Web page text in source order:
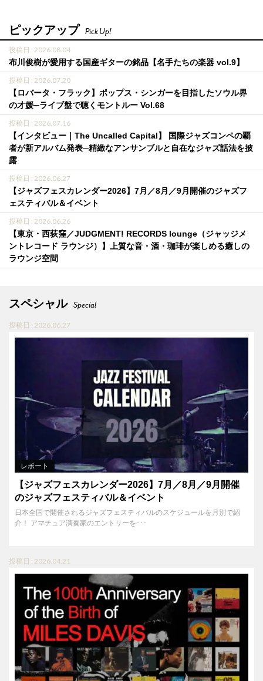
ピックアップ Pick Up!
投稿日 : 2026.08.04
布川俊樹が愛用する国産ギターの銘品【名手たちの楽器 vol.9】
投稿日 : 2026.07.20
【ロバータ・フラック】ポップス・シンガーを目指したソウル界
の才媛─ライブ盤で聴くモントルー Vol.68
投稿日 : 2026.07.16
【インタビュー｜The Uncalled Capital】 国際ジャズコンペの覇
者が新アルバム発表─精緻なアンサンブルと自在なジャズ話法を披
露
投稿日 : 2026.06.27
【ジャズフェスカレンダー2026】7月／8月／9月開催のジャズフ
ェスティバル＆イベント
投稿日 : 2026.06.26
【東京・西荻窪／JUDGMENT! RECORDS lounge（ジャッジメ
ントレコード ラウンジ）】上質な音・酒・珈琲が楽しめる癒しの
ラウンジ空間
スペシャル Special
投稿日 : 2026.06.27
レポート
【ジャズフェスカレンダー2026】7月／8月／9月開催
のジャズフェスティバル＆イベント
日本全国で開催されるジャズフェスティバルのスケジュールを月別で紹
介！ アマチュア演奏家のエントリーを･･･
投稿日 : 2026.04.21